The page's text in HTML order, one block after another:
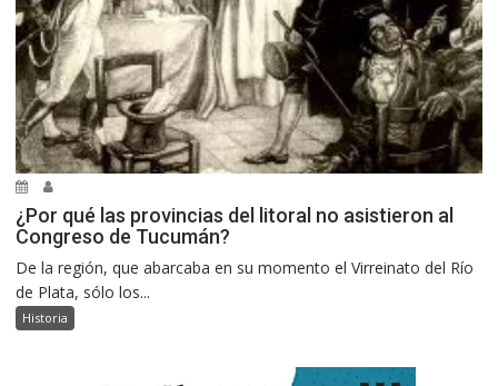
¿Por qué las provincias del litoral no asistieron al
Congreso de Tucumán?
De la región, que abarcaba en su momento el Virreinato del Río
de Plata, sólo los...
Historia